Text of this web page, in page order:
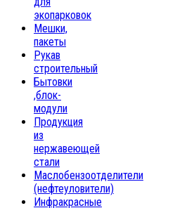
экопарковок
Мешки,
пакеты
Рукав
строительный
Бытовки
,блок-
модули
Продукция
из
нержавеющей
стали
Маслобензоотделители
(нефтеуловители)
Инфракрасные